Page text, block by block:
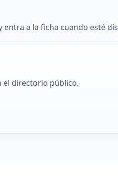
entra a la ficha cuando esté
el directorio público.